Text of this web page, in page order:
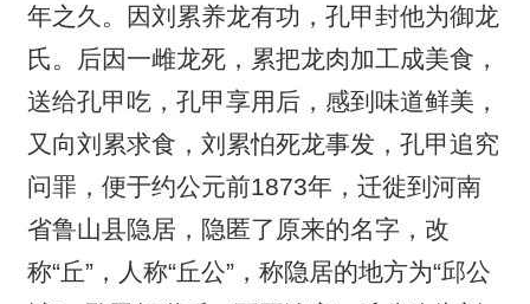
年之久。因刘累养龙有功，孔甲封他为御龙
氏。后因一雌龙死，累把龙肉加工成美食，
送给孔甲吃，孔甲享用后，感到味道鲜美，
又向刘累求食，刘累怕死龙事发，孔甲追究
问罪，便于约公元前1873年，迁徙到河南
省鲁山县隐居，隐匿了原来的名字，改
称“丘”，人称“丘公”，称隐居的地方为“邱公